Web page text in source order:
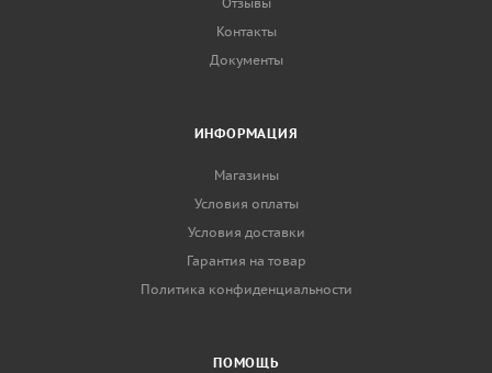
Контакты
Документы
ИНФОРМАЦИЯ
Магазины
Условия оплаты
Условия доставки
Гарантия на товар
Политика конфиденциальности
ПОМОЩЬ